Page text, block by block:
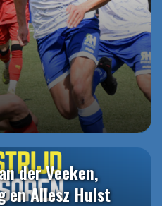
der Veeken,
en Allesz Hulst